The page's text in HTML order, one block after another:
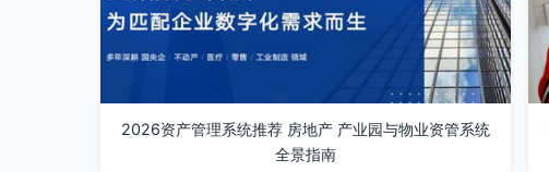
2026资产管理系统推荐 房地产 产业园与物业资管系统
全景指南